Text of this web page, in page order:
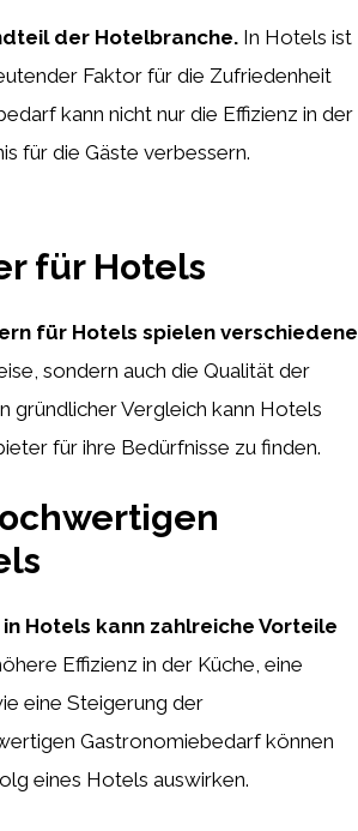
der Hotelbranche. In Hotels ist
Faktor für die Zufriedenheit
kann nicht nur die Effizienz in der
für die Gäste verbessern.
für Hotels
für Hotels spielen verschiedene
sondern auch die Qualität der
gründlicher Vergleich kann Hotels
für ihre Bedürfnisse zu finden.
Hotels kann zahlreiche Vorteile
Effizienz in der Küche, eine
eine Steigerung der
Gastronomiebedarf können
eines Hotels auswirken.